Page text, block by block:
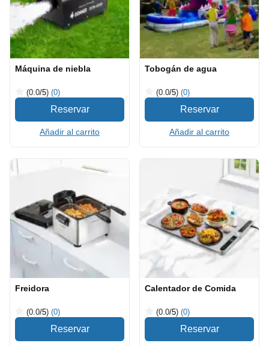
Máquina de niebla
(0.0/5) (0)
Añadir al carrito
Tobogán de agua
(0.0/5) (0)
Añadir al carrito
Freidora
(0.0/5) (0)
Calentador de Comida
(0.0/5) (0)